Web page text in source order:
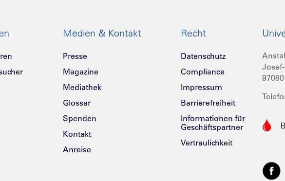
Medien & Kontakt
Presse
Magazine
Mediathek
Glossar
Spenden
Kontakt
Anreise
Recht
Datenschutz
Compliance
Impressum
Barrierefreiheit
Informationen für
Geschäftspartner
Vertraulichkeit